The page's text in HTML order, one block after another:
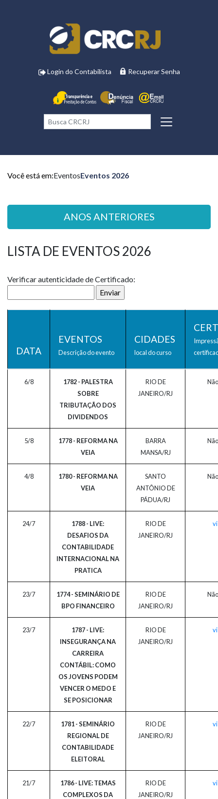
Login do Contabilista Recuperar Senha
Você está em:EventosEventos 2026
ANOS ANTERIORES
LISTA DE EVENTOS 2026
Verificar autenticidade de Certificado:
DATA
EVENTOS
Descrição do evento
CIDADES
local do curso
6/8
1782 - PALESTRA
SOBRE
TRIBUTAÇÃO DOS
DIVIDENDOS
RIO DE
JANEIRO/RJ
5/8
1778 - REFORMA NA
VEIA
BARRA
MANSA/RJ
4/8
1780 - REFORMA NA
VEIA
SANTO
ANTÔNIO DE
PÁDUA/RJ
24/7
1788 - LIVE:
DESAFIOS DA
CONTABILIDADE
INTERNACIONAL NA
PRATICA
RIO DE
JANEIRO/RJ
23/7
1774 - SEMINÁRIO DE
BPO FINANCEIRO
RIO DE
JANEIRO/RJ
23/7
1787 - LIVE:
INSEGURANÇA NA
CARREIRA
CONTÁBIL: COMO
OS JOVENS PODEM
VENCER O MEDO E
SE POSICIONAR
RIO DE
JANEIRO/RJ
22/7
1781 - SEMINÁRIO
REGIONAL DE
CONTABILIDADE
ELEITORAL
RIO DE
JANEIRO/RJ
21/7
1786 - LIVE: TEMAS
COMPLEXOS DA
RIO DE
JANEIRO/RJ